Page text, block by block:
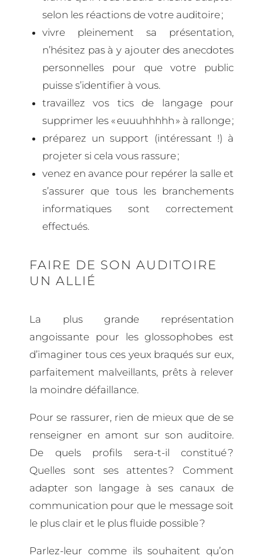
selon les réactions de votre auditoire ;
vivre pleinement sa présentation,
n’hésitez pas à y ajouter des anecdotes
personnelles pour que votre public
puisse s’identifier à vous.
travaillez vos tics de langage pour
supprimer les « euuuhhhhh » à rallonge ;
préparez un support (intéressant !) à
projeter si cela vous rassure ;
venez en avance pour repérer la salle et
s’assurer que tous les branchements
informatiques sont correctement
effectués.
FAIRE DE SON AUDITOIRE
UN ALLIÉ
La plus grande représentation
angoissante pour les glossophobes est
d’imaginer tous ces yeux braqués sur eux,
parfaitement malveillants, prêts à relever
la moindre défaillance.
Pour se rassurer, rien de mieux que de se
renseigner en amont sur son auditoire.
De quels profils sera-t-il constitué ?
Quelles sont ses attentes ? Comment
adapter son langage à ses canaux de
communication pour que le message soit
le plus clair et le plus fluide possible ?
Parlez-leur comme ils souhaitent qu’on